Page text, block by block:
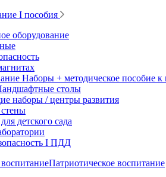
I пособия
оборудование
Наборы + методическое пособие
столы
наборы / центры развития
детского сада
I ПДД
Патриотическое воспитание